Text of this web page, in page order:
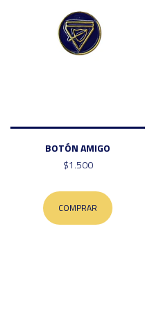
BOTÓN AMIGO
$1.500
COMPRAR